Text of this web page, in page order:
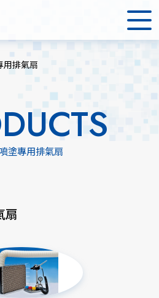
用排氣扇
塗專用排氣扇
扇